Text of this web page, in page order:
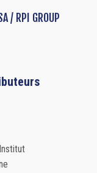
/ RPI GROUP